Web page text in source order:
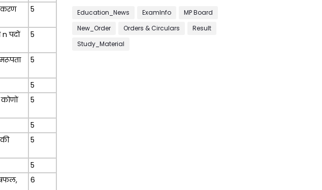
5
n पदों
5
5
5
कोणों
5
5
5
5
6
Education_News ExamInfo
MP Board
New_Order
Orders & Circulars
Result
Study_Material